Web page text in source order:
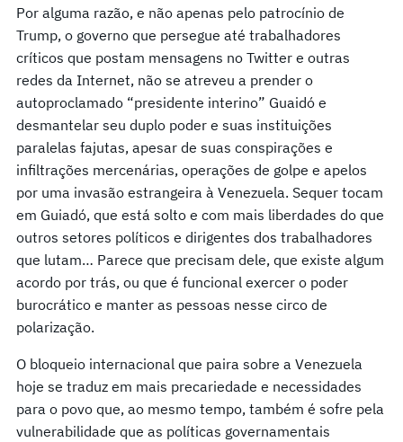
Por alguma razão, e não apenas pelo patrocínio de
Trump, o governo que persegue até trabalhadores
críticos que postam mensagens no Twitter e outras
redes da Internet, não se atreveu a prender o
autoproclamado “presidente interino” Guaidó e
desmantelar seu duplo poder e suas instituições
paralelas fajutas, apesar de suas conspirações e
infiltrações mercenárias, operações de golpe e apelos
por uma invasão estrangeira à Venezuela. Sequer tocam
em Guiadó, que está solto e com mais liberdades do que
outros setores políticos e dirigentes dos trabalhadores
que lutam… Parece que precisam dele, que existe algum
acordo por trás, ou que é funcional exercer o poder
burocrático e manter as pessoas nesse circo de
polarização.
O bloqueio internacional que paira sobre a Venezuela
hoje se traduz em mais precariedade e necessidades
para o povo que, ao mesmo tempo, também é sofre pela
vulnerabilidade que as políticas governamentais